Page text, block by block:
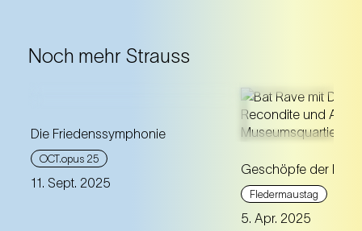
Noch mehr Strauss
Die Friedenssymphonie
OCT.opus 25
11. Sept. 2025
Bei der Friedenssymphonie
untersucht der Künstler Marko
Marković die Manifestation
Geschöpfe der
Fledermaustag
5. Apr. 2025
Im Anschluss an
Dominik Eulberg
einen Techno-